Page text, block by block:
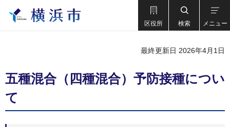
区役所 検索 メニュー
最終更新日 2026年4月1日
五種混合（四種混合）予防接種につい
て